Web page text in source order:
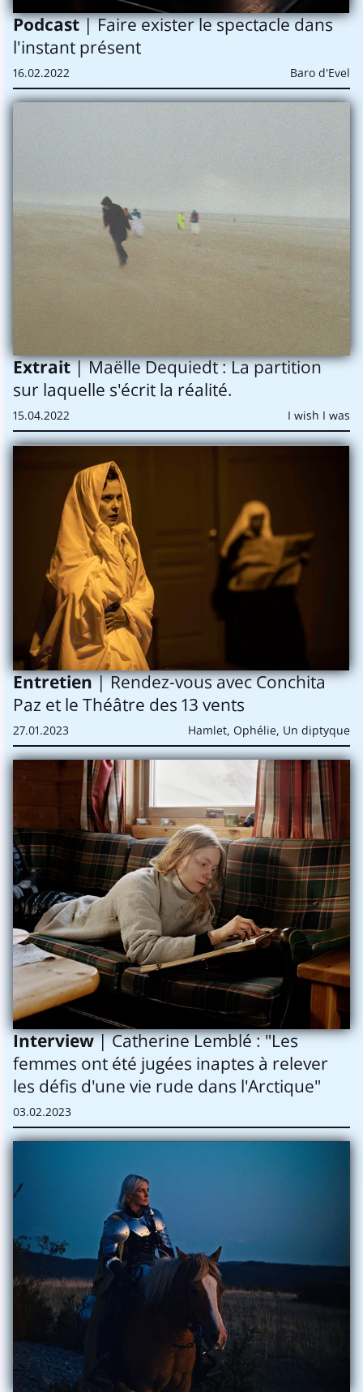
Podcast| Faire exister le spectacle dans
l'instant présent
16.02.2022 Baro d'Evel
Extrait| Maëlle Dequiedt : La partition
sur laquelle s'écrit la réalité.
15.04.2022 I wish I was
Entretien| Rendez-vous avec Conchita
Paz et le Théâtre des 13 vents
27.01.2023 Hamlet, Ophélie, Un diptyque
Interview| Catherine Lemblé : "Les
femmes ont été jugées inaptes à relever
les défis d'une vie rude dans l'Arctique"
03.02.2023
BLIJF OP
DE HOOGTE
AL ONS NIEUWS